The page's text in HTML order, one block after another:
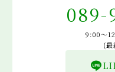
089-
9:00～
(最